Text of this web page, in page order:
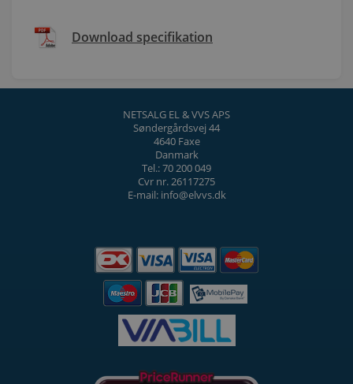
Download specifikation
NETSALG EL & VVS APS
Søndergårdsvej 44
4640 Faxe
Danmark
Tel.: 70 200 049
Cvr nr. 26117275
E-mail: info@elvvs.dk